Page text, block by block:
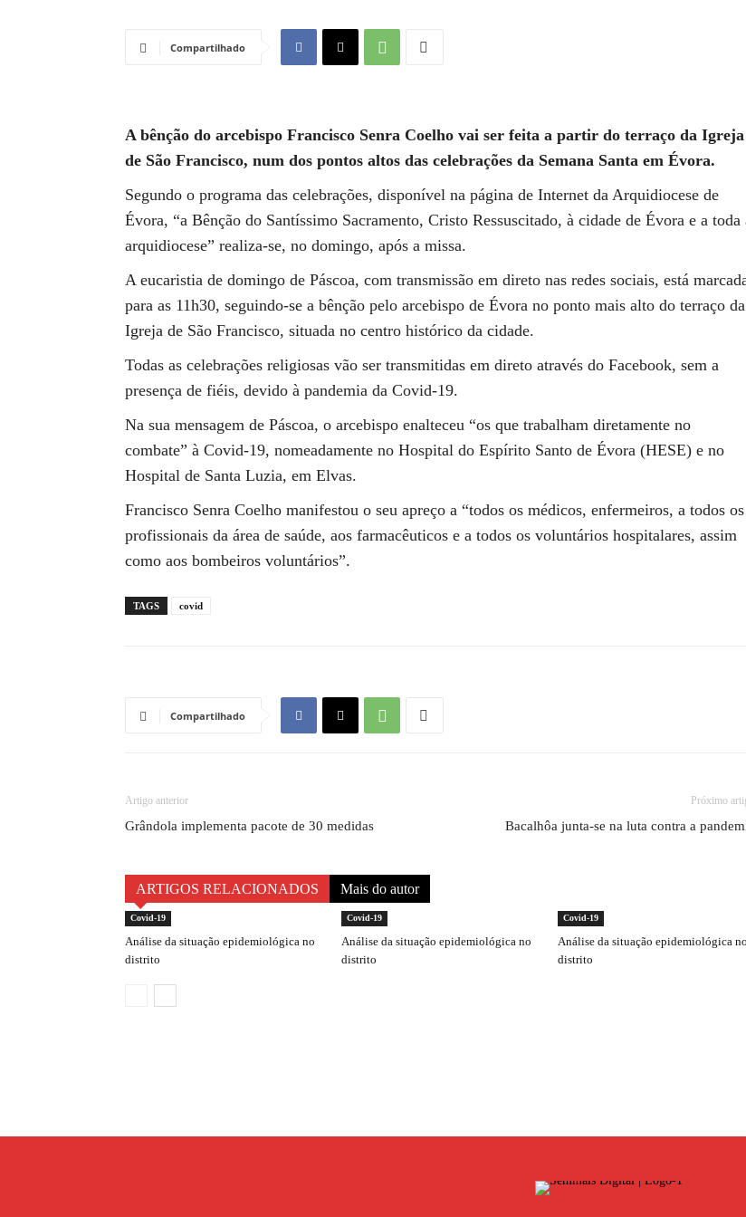
Compartilhado
A bênção do arcebispo Francisco Senra Coelho vai ser feita a partir do terraço da Igreja
de São Francisco, num dos pontos altos das celebrações da Semana Santa em Évora.
Segundo o programa das celebrações, disponível na página de Internet da Arquidiocese de
Évora, “a Bênção do Santíssimo Sacramento, Cristo Ressuscitado, à cidade de Évora e a toda
arquidiocese” realiza-se, no domingo, após a missa.
A eucaristia de domingo de Páscoa, com transmissão em direto nas redes sociais, está
para as 11h30, seguindo-se a bênção pelo arcebispo de Évora no ponto mais alto do terraço da
Igreja de São Francisco, situada no centro histórico da cidade.
Todas as celebrações religiosas vão ser transmitidas em direto através do Facebook, sem a
presença de fiéis, devido à pandemia da Covid-19.
Na sua mensagem de Páscoa, o arcebispo enalteceu “os que trabalham diretamente no
combate” à Covid-19, nomeadamente no Hospital do Espírito Santo de Évora (HESE) e no
Hospital de Santa Luzia, em Elvas.
Francisco Senra Coelho manifestou o seu apreço a “todos os médicos, enfermeiros, a todos os
profissionais da área de saúde, aos farmacêuticos e a todos os voluntários hospitalares, assim
como aos bombeiros voluntários”.
TAGS covid
Compartilhado
Artigo anterior
Grândola implementa pacote de 30 medidas
Próximo
Bacalhôa junta-se na luta contra a
ARTIGOS RELACIONADOS Mais do autor
Covid-19
Análise da situação epidemiológica no
distrito
Covid-19
Análise da situação epidemiológica no
distrito
Covid-19
Análise da situação epidemiológica no
distrito